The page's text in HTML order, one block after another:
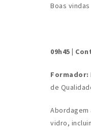
Boas vindas
09h45 |
Formador:
de
vidro,